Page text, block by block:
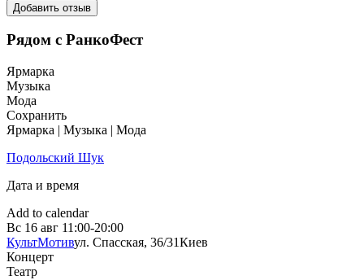
Добавить отзыв
Рядом с РанкоФест
Ярмарка
Музыка
Мода
Сохранить
Ярмарка | Музыка | Мода
Подольский Шук
Дата и время
Add to calendar
Вс 16 авг 11:00-20:00
КультМотивул. Спасская, 36/31Киев
Концерт
Театр